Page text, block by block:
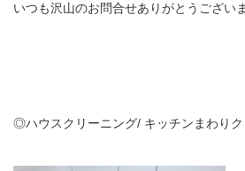
いつも沢山のお問合せありがとうござい
◎ハウスクリーニング/ キッチンまわり